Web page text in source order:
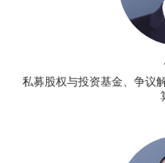
私募股权与投资基金、争议